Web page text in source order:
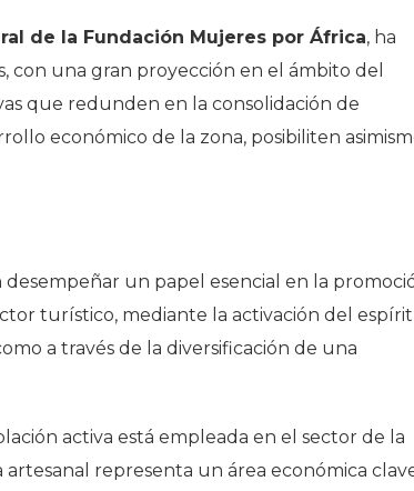
de la Fundación Mujeres por África, ha
con una gran proyección en el ámbito del
que redunden en la consolidación de
económico de la zona, posibiliten
un papel esencial en la
turístico, mediante la activación del
a través de la diversificación de una
activa está empleada en el sector de la
representa un área económica